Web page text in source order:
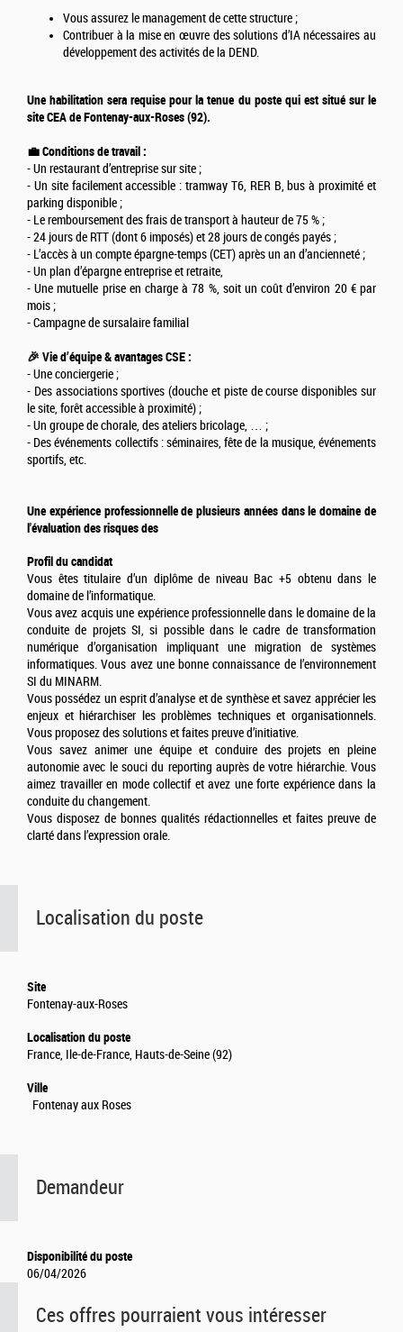
Vous assurez le management de cette structure ;
Contribuer à la mise en œuvre des solutions d’IA nécessaires au
développement des activités de la DEND.
Une habilitation sera requise pour la tenue du poste qui est situé sur le
site CEA de Fontenay-aux-Roses (92).
💼 Conditions de travail :
- Un restaurant d’entreprise sur site ;
- Un site facilement accessible : tramway T6, RER B, bus à proximité et
parking disponible ;
- Le remboursement des frais de transport à hauteur de 75 % ;
- 24 jours de RTT (dont 6 imposés) et 28 jours de congés payés ;
- L’accès à un compte épargne-temps (CET) après un an d’ancienneté ;
- Un plan d’épargne entreprise et retraite,
- Une mutuelle prise en charge à 78 %, soit un coût d’environ 20 € par
mois ;
- Campagne de sursalaire familial
🎉 Vie d’équipe & avantages CSE :
- Une conciergerie ;
- Des associations sportives (douche et piste de course disponibles sur
le site, forêt accessible à proximité) ;
- Un groupe de chorale, des ateliers bricolage, … ;
- Des événements collectifs : séminaires, fête de la musique, événements
sportifs, etc.
Une expérience professionnelle de plusieurs années dans le domaine de
l'évaluation des risques des
Profil du candidat
Vous êtes titulaire d’un diplôme de niveau Bac +5 obtenu dans le
domaine de l’informatique.
Vous avez acquis une expérience professionnelle dans le domaine de la
conduite de projets SI, si possible dans le cadre de transformation
numérique d’organisation impliquant une migration de systèmes
informatiques. Vous avez une bonne connaissance de l’environnement
SI du MINARM.
Vous possédez un esprit d’analyse et de synthèse et savez apprécier les
enjeux et hiérarchiser les problèmes techniques et organisationnels.
Vous proposez des solutions et faites preuve d’initiative.
Vous savez animer une équipe et conduire des projets en pleine
autonomie avec le souci du reporting auprès de votre hiérarchie. Vous
aimez travailler en mode collectif et avez une forte expérience dans la
conduite du changement.
Vous disposez de bonnes qualités rédactionnelles et faites preuve de
clarté dans l’expression orale.
Localisation du poste
Site
Fontenay-aux-Roses
Localisation du poste
France, Ile-de-France, Hauts-de-Seine (92)
Ville
Fontenay aux Roses
Demandeur
Disponibilité du poste
06/04/2026
Ces offres pourraient vous intéresser